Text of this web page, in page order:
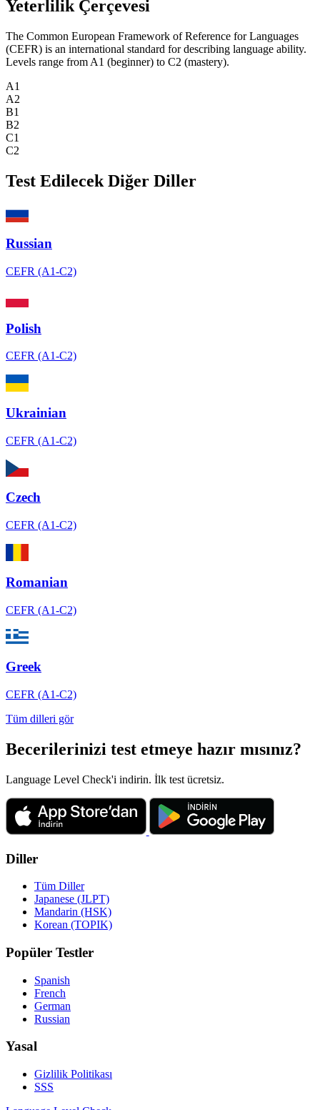
Yeterlilik Çerçevesi
The Common European Framework of Reference for Languages
(CEFR) is an international standard for describing language ability.
Levels range from A1 (beginner) to C2 (mastery).
A1
A2
B1
B2
C1
C2
Test Edilecek Diğer Diller
Russian
CEFR (A1-C2)
Polish
CEFR (A1-C2)
Ukrainian
CEFR (A1-C2)
Czech
CEFR (A1-C2)
Romanian
CEFR (A1-C2)
Greek
CEFR (A1-C2)
Tüm dilleri gör
Becerilerinizi test etmeye hazır mısınız?
Language Level Check'i indirin. İlk test ücretsiz.
Diller
Tüm Diller
Japanese (JLPT)
Mandarin (HSK)
Korean (TOPIK)
Popüler Testler
Spanish
French
German
Russian
Yasal
Gizlilik Politikası
SSS